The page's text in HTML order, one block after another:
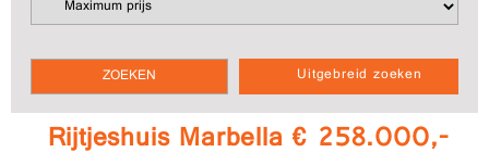
Uitgebreid zoeken
Rijtjeshuis Marbella € 258.000,-